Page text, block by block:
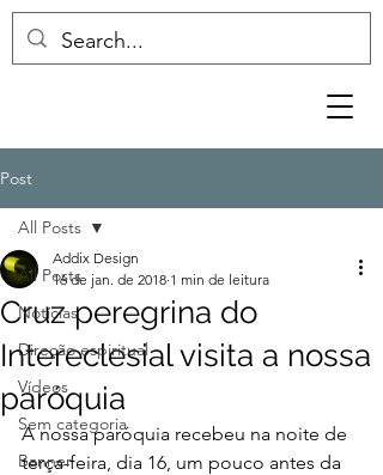
Post
All Posts
Notícias
Direção espiritual
Vídeos
Sem categoria
Banner
All Posts
Cruz peregrina do
Intereclesial visita a nossa
paróquia
Addix Design
16 de jan. de 2018 1 min de leitura
A nossa paróquia recebeu na noite de
terça-feira, dia 16, um pouco antes da